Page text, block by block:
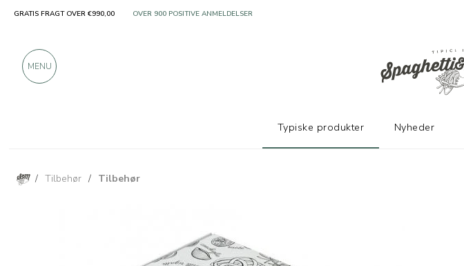
/ Tilbehør / Tilbehør
GRATIS FRAGT OVER €990,00 KUN PRODUKTER FRA FREMRAGENDE PRODUCENTER
MENU
Typiske produkter Nyheder